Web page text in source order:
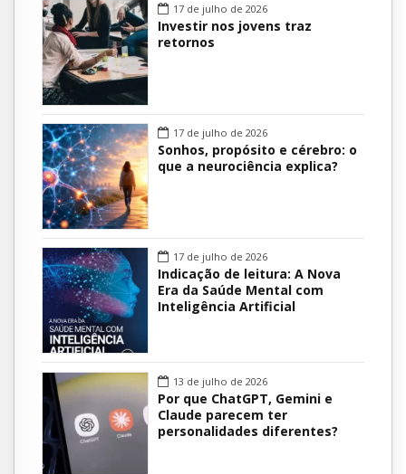
17 de julho de 2026
Investir nos jovens traz
retornos
17 de julho de 2026
Sonhos, propósito e cérebro: o
que a neurociência explica?
17 de julho de 2026
Indicação de leitura: A Nova
Era da Saúde Mental com
Inteligência Artificial
13 de julho de 2026
Por que ChatGPT, Gemini e
Claude parecem ter
personalidades diferentes?